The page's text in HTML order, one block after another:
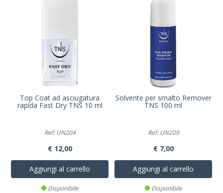
Top Coat ad asciugatura
rapida Fast Dry TNS 10 ml
Ref: UN204
€ 12,00
Aggiungi al carrello
Disponibile
Solvente per smalto Remover
TNS 100 ml
Ref: UN209
€ 7,00
Aggiungi al carrello
Disponibile